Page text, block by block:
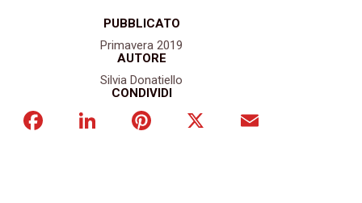
PUBBLICATO
Primavera 2019
AUTORE
Silvia Donatiello
CONDIVIDI
FacebookLinkedInPinterest